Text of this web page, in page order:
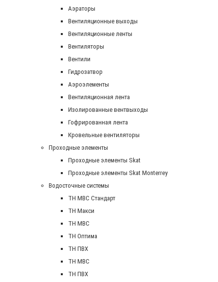
Аэраторы
Вентиляционные выходы
Вентиляционные ленты
Вентиляторы
Вентили
Гидрозатвор
Аэроэлементы
Вентиляционная лента
Изолированные вентвыходы
Гофрированная лента
Кровельные вентиляторы
Проходные элементы
Проходные элементы Skat
Проходные элементы Skat Monterrey
Водосточные системы
TH MBC Стандарт
TH Макси
TH МВС
TH Оптима
TH ПВХ
ТН МВС
ТН ПВХ